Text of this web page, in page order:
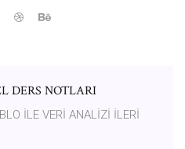
DERS NOTLARI
İLE VERİ ANALİZİ İLERİ